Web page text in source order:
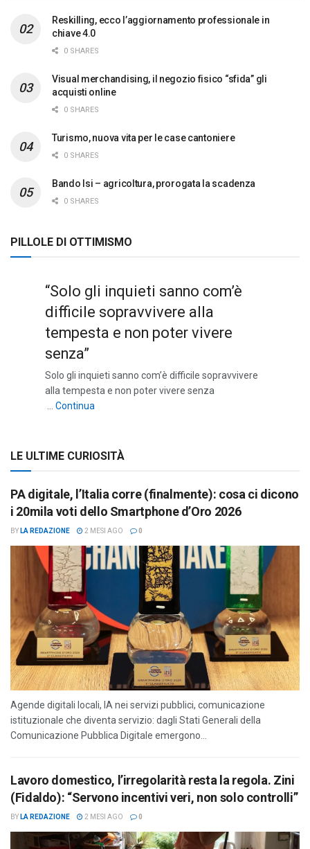
Reskilling, ecco l’aggiornamento professionale in
chiave 4.0
0 SHARES
Visual merchandising, il negozio fisico “sfida” gli
acquisti online
0 SHARES
Turismo, nuova vita per le case cantoniere
0 SHARES
Bando Isi – agricoltura, prorogata la scadenza
0 SHARES
PILLOLE DI OTTIMISMO
“Solo gli inquieti sanno com’è
difficile sopravvivere alla
tempesta e non poter vivere
senza”
Solo gli inquieti sanno com’è difficile sopravvivere
alla tempesta e non poter vivere senza
… Continua
LE ULTIME CURIOSITÀ
PA digitale, l’Italia corre (finalmente): cosa ci dicono
i 20mila voti dello Smartphone d’Oro 2026
BY LA REDAZIONE 2 MESI AGO 0
Agende digitali locali, IA nei servizi pubblici, comunicazione
istituzionale che diventa servizio: dagli Stati Generali della
Comunicazione Pubblica Digitale emergono...
Lavoro domestico, l’irregolarità resta la regola. Zini
(Fidaldo): “Servono incentivi veri, non solo controlli”
BY LA REDAZIONE 2 MESI AGO 0